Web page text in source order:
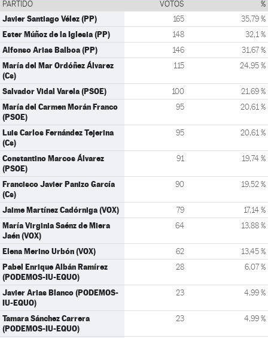
PARTIDO VOTOS %
Javier Santiago Vélez (PP) 165 35,79 %
Ester Múñoz de la Iglesia (PP) 148 32,1 %
Alfonso Arias Balboa (PP) 146 31,67 %
María del Mar Ordóñez Álvarez
(Cs)
115 24,95 %
Salvador Vidal Varela (PSOE) 100 21,69 %
María del Carmen Morán Franco
(PSOE)
95 20,61 %
Luis Carlos Fernández Tejerina
(Cs)
95 20,61 %
Constantino Marcos Álvarez
(PSOE)
91 19,74 %
Francisco Javier Panizo García
(Cs)
90 19,52 %
Jaime Martínez Cadórniga (VOX) 79 17,14 %
María Virginia Saénz de Miera
Jaén (VOX)
64 13,88 %
Elena Merino Urbón (VOX) 62 13,45 %
Pabel Enrique Albán Ramírez
(PODEMOS-IU-EQUO)
28 6,07 %
Javier Arias Blanco (PODEMOS-
IU-EQUO)
23 4,99 %
Tamara Sánchez Carrera
(PODEMOS-IU-EQUO)
23 4,99 %